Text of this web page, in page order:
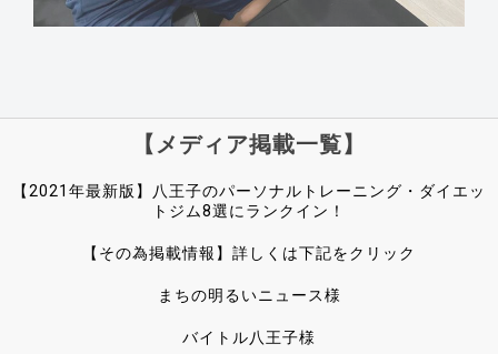
【メディア掲載一覧】
【2021年最新版】八王子のパーソナルトレーニング・ダイエッ
トジム8選にランクイン！
【その為掲載情報】詳しくは下記をクリック
まちの明るいニュース様
バイトル八王子様